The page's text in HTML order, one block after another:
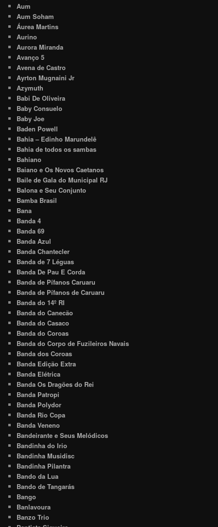
Aum
Aum Soham
Áurea Martins
Aurino
Aurora Miranda
Avanço 5
Avena de Castro
Ayrton Mugnaini Jr
Azymuth
Babi De Oliveira
Baby Consuelo
Baby Joe
Baden Powell
Bahia – Edinho Marundelê
Bahia de todos os sambas
Bahiano
Baiano e Os Novos Caetanos
Baile de Gala do Municipal RJ
Balona e Seu Conjunto
Bamba Brasil
Bana
Banda 4
Banda 69
Banda Azul
Banda Chantecler
Banda de 7 Léguas
Banda De Pau E Corda
Banda de Pífanos Caruaru
Banda de Pífanos de Caruaru
Banda do 14º RI
Banda do Canecão
Banda do Casaco
Banda do Coroas
Banda do Corpo de Fuzileiros Navais
Banda dos Coroas
Banda Edição Extra
Banda Elétrica
Banda Os Dragões do Rei
Banda Patropi
Banda Polydor
Banda Rio Copa
Banda Veneno
Bandeirante e Seus Melódicos
Bandinha do Irio
Bandinha Musidisc
Bandinha Pilantra
Bando da Lua
Bando de Tangarás
Bango
Banlavoura
Banzo Trio